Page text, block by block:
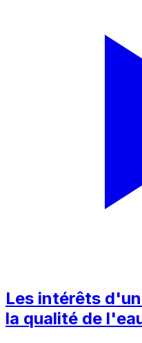
Les intérêts
la qualité de